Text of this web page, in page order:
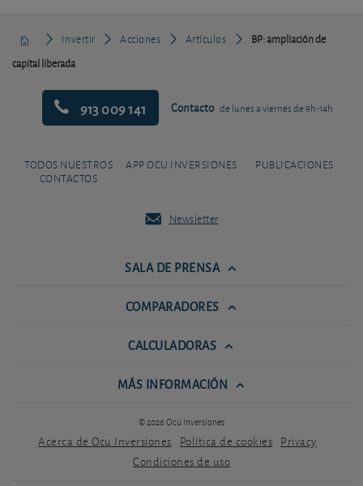
Invertir Acciones Artículos
BP: ampliación de
capital liberada
913 009 141 Contacto de lunes a viernes de 9h-14h
TODOS NUESTROS
CONTACTOS
APP OCU INVERSIONES PUBLICACIONES
Newsletter
SALA DE PRENSA
COMPARADORES
CALCULADORAS
MÁS INFORMACIÓN
© 2026 Ocu Inversiones
Acerca de Ocu Inversiones Política de cookies Privacy
Condiciones de uso